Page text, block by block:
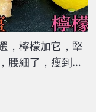
，檸檬加它，堅
腰細了，瘦到你